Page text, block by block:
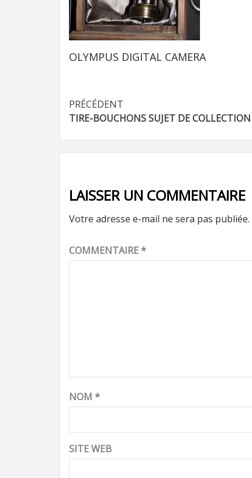
OLYMPUS DIGITAL CAMERA
Navigation
d’article
PRÉCÉDENT
TIRE-BOUCHONS SUJET DE COLLECTION
LAISSER UN COMMENTAIRE
Votre adresse e-mail ne sera pas publiée.
COMMENTAIRE*
NOM *
SITE WEB